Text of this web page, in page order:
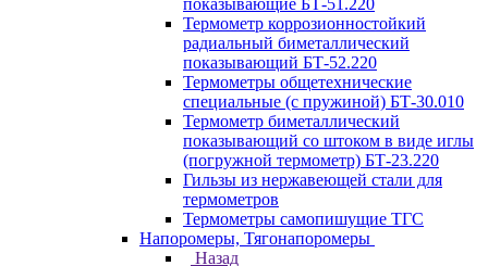
показывающие БТ-51.220
Термометр коррозионностойкий
радиальный биметаллический
показывающий БТ-52.220
Термометры общетехнические
специальные (с пружиной) БТ-30.010
Термометр биметаллический
показывающий со штоком в виде иглы
(погружной термометр) БТ-23.220
Гильзы из нержавеющей стали для
термометров
Термометры самопишущие ТГС
Напоромеры, Тягонапоромеры
Назад